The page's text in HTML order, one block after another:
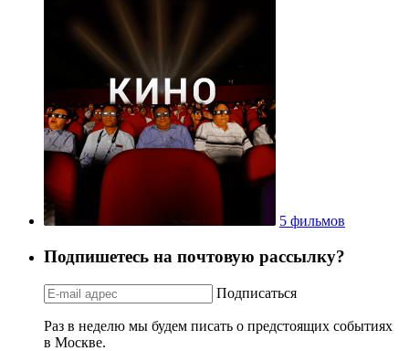
5 фильмов
Подпишетесь на почтовую рассылку?
Подписаться
Раз в неделю мы будем писать о предстоящих событиях
в Москве.